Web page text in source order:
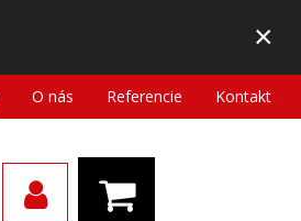
×
O nás Referencie Kontakt